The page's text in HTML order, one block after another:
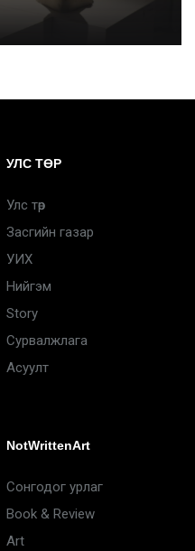
УЛС ТӨР
Улс төр
Засгийн газар
УИХ
Нийгэм
Story
Сурвалжлага
Асуулт
NotWrittenArt
Сонгодог урлаг
Book & Review
Art